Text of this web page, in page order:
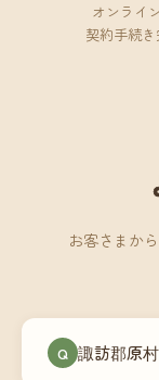
オンライ
契約手続き
お客さまか
Q 諏訪郡原